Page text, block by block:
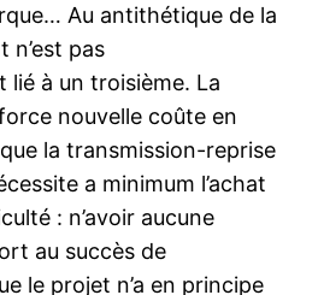
Au antithétique de la
n’est pas
à un troisième. La
nouvelle coûte en
la transmission-reprise
a minimum l’achat
: n’avoir aucune
au succès de
le projet n’a en principe